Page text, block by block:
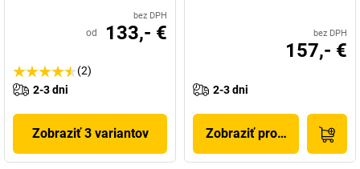
bez DPH
od 133,- €
(2)
2-3 dni
Zobraziť 3 variantov
bez DPH
157,- €
2-3 dni
Zobraziť produkt